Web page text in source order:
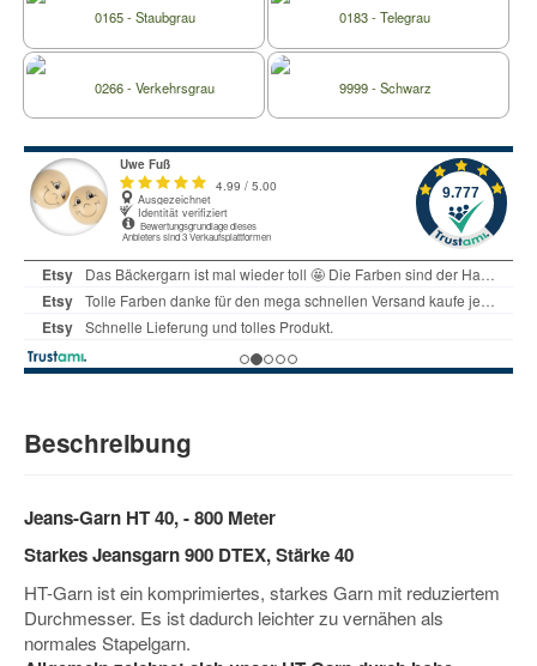
0165 - Staubgrau 0183 - Telegrau
0266 - Verkehrsgrau 9999 - Schwarz
Beschreibung
Jeans-Garn HT 40, - 800 Meter
Starkes Jeansgarn 900 DTEX, Stärke 40
HT-Garn ist ein komprimiertes, starkes Garn mit reduziertem
Durchmesser. Es ist dadurch leichter zu vernähen als
normales Stapelgarn.